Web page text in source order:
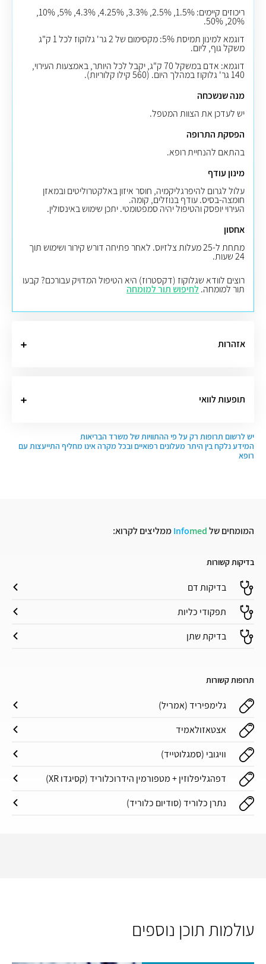
ריכוזים קיימים: 1.5%, 2.5%, 3.3%, 4.25%, 4.3%, 5%, 10%,
20%, 50%.
דוגמא למינון תמיסת 5%: מקסימום של 2 גר' גלוקוז לכל 1 ק"ג
משקל גוף, ליום.
דוגמא: אדם במשקל 70 ק"ג, יקבל לכל היותר, באמצעות העירוי,
140 גר' גלוקוז במהלך היום. (560 קילו קלוריות).
מנה שנשכחה
יש לעדכן את הצוות המטפל.
הפסקת התרופה
בהתאם להנחיית רופא.
מינון עודף
עלול לגרום להיפרגליקמיה, חוסר איזון באלקטרוליטים ובמאזן
חומצה-בסיס. עודף בנוזלים, קומה.
העירוי יופסק והטיפול יהיה סמפטומטי. יתכן שימוש באינסולין.
אחסון
מתחת ל-25 מעלות צלזיוס. לאחר פתיחה דורש קירור ושימוש תוך
24 שעות.
רוצים לוודא שגלוקוז (דקסטרוז) היא הטיפול המדויק עבורכם? קבעו
תור למומחה.לחיפוש תור למומחה
אזהרות
תופעות לוואי
יש לרשום תרופות רק על פי ההתוויות של משרד הבריאות
המידע נלקח בין היתר מעלונים רפואיים ובכל מקרה אינו מחליף התייעצות עם
רופא
המומחים של Infomed ממליצים לקרוא:
בדיקות קשורות
בדיקות דם
תפקודי כליות
בדיקת שתן
תרופות קשורות
גלימפיריד (אמריל)
אצטאזולאמיד
וויגובי (סמגלוטייד)
דפהגליפלוזין + מטפורמין הידרוכלוריד (קסיגדו XR‏)
נתרן כלוריד (סודיום כלוריד)
עולמות תוכן נוספים